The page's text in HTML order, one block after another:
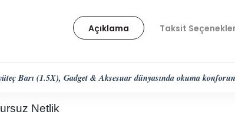
Açıklama Taksit
Barı (1.5X), Gadget & Aksesuar dünyasında okuma
Netlik